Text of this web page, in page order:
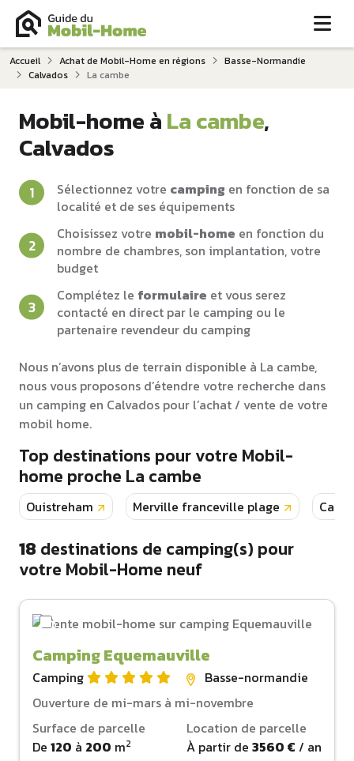
Accueil Achat de Mobil-Home en régions
Basse-Normandie
Calvados
La cambe
Mobil-home àLa cambe,
Calvados
Sélectionnez votre camping en fonction de sa
localité et de ses équipements
Choisissez votre mobil-home en fonction du
nombre de chambres, son implantation, votre
budget
Complétez le formulaire et vous serez
contacté en direct par le camping ou le
partenaire revendeur du camping
Nous n’avons plus de terrain disponible à La cambe,
nous vous proposons d’étendre votre recherche dans
un camping en Calvados pour l’achat / vente de votre
mobil home.
Top destinations pour votre Mobil-
home proche La cambe
Ouistreham Merville franceville plage
18destinations de camping(s) pour
votre Mobil-Home neuf
Camping Equemauville
Camping
Basse-normandie
Ouverture de mi-mars à mi-novembre
Surface de parcelle
De 120 à 200 m2
Location de parcelle
À partir de 3560 € / an